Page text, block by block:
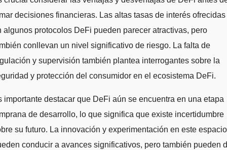
decisiones financieras. Las altas tasas de interés ofrecidas
algunos protocolos DeFi pueden parecer atractivas, pero
conllevan un nivel significativo de riesgo. La falta de
y supervisión también plantea interrogantes sobre la
y protección del consumidor en el ecosistema DeFi.
importante destacar que DeFi aún se encuentra en una etapa
de desarrollo, lo que significa que existe incertidumbre
su futuro. La innovación y experimentación en este espacio
conducir a avances significativos, pero también pueden